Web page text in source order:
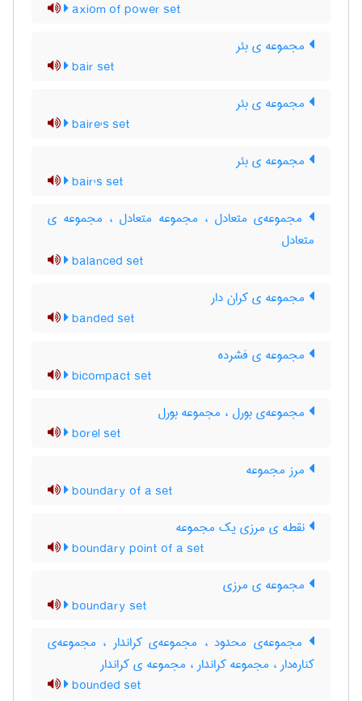
axiom of power set
مجموعه ی بئر
bair set
مجموعه ی بئر
baire's set
مجموعه ی بئر
bair's set
مجموعه‌ی متعادل ، مجموعه متعادل ، مجموعه ی
متعادل
balanced set
مجموعه ی کران دار
banded set
مجموعه ی فشرده
bicompact set
مجموعه‌ی بورل ، مجموعه بورل
borel set
مرز مجموعه
boundary of a set
نقطه ی مرزی یک مجموعه
boundary point of a set
مجموعه ی مرزی
boundary set
مجموعه‌ی محدود ، مجموعه‌ی کراندار ، مجموعه‌ی
کناره‌دار ، مجموعه کراندار ، مجموعه ی کراندار
bounded set